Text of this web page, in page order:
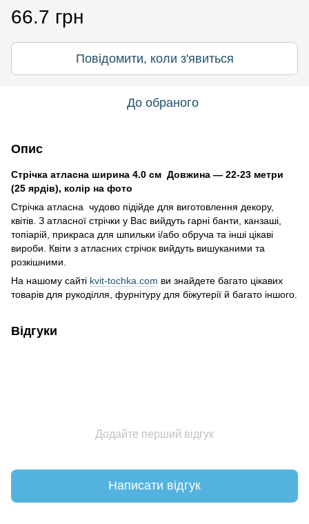
66.7 грн
Повідомити, коли з'явиться
До обраного
Опис
Стрічка атласна ширина 4.0 см Довжина — 22-23 метри
(25 ярдів), колір на фото
Стрічка атласна чудово підійде для виготовлення декору,
квітів. З атласної стрічки у Вас вийдуть гарні банти, канзаші,
топіарій, прикраса для шпильки і/або обруча та інші цікаві
вироби. Квіти з атласних стрічок вийдуть вишуканими та
розкішними.
На нашому сайті kvit-tochka.com ви знайдете багато цікавих
товарів для рукоділля, фурнітуру для біжутерії й багато іншого.
Відгуки
Додайте перший відгук
Написати відгук